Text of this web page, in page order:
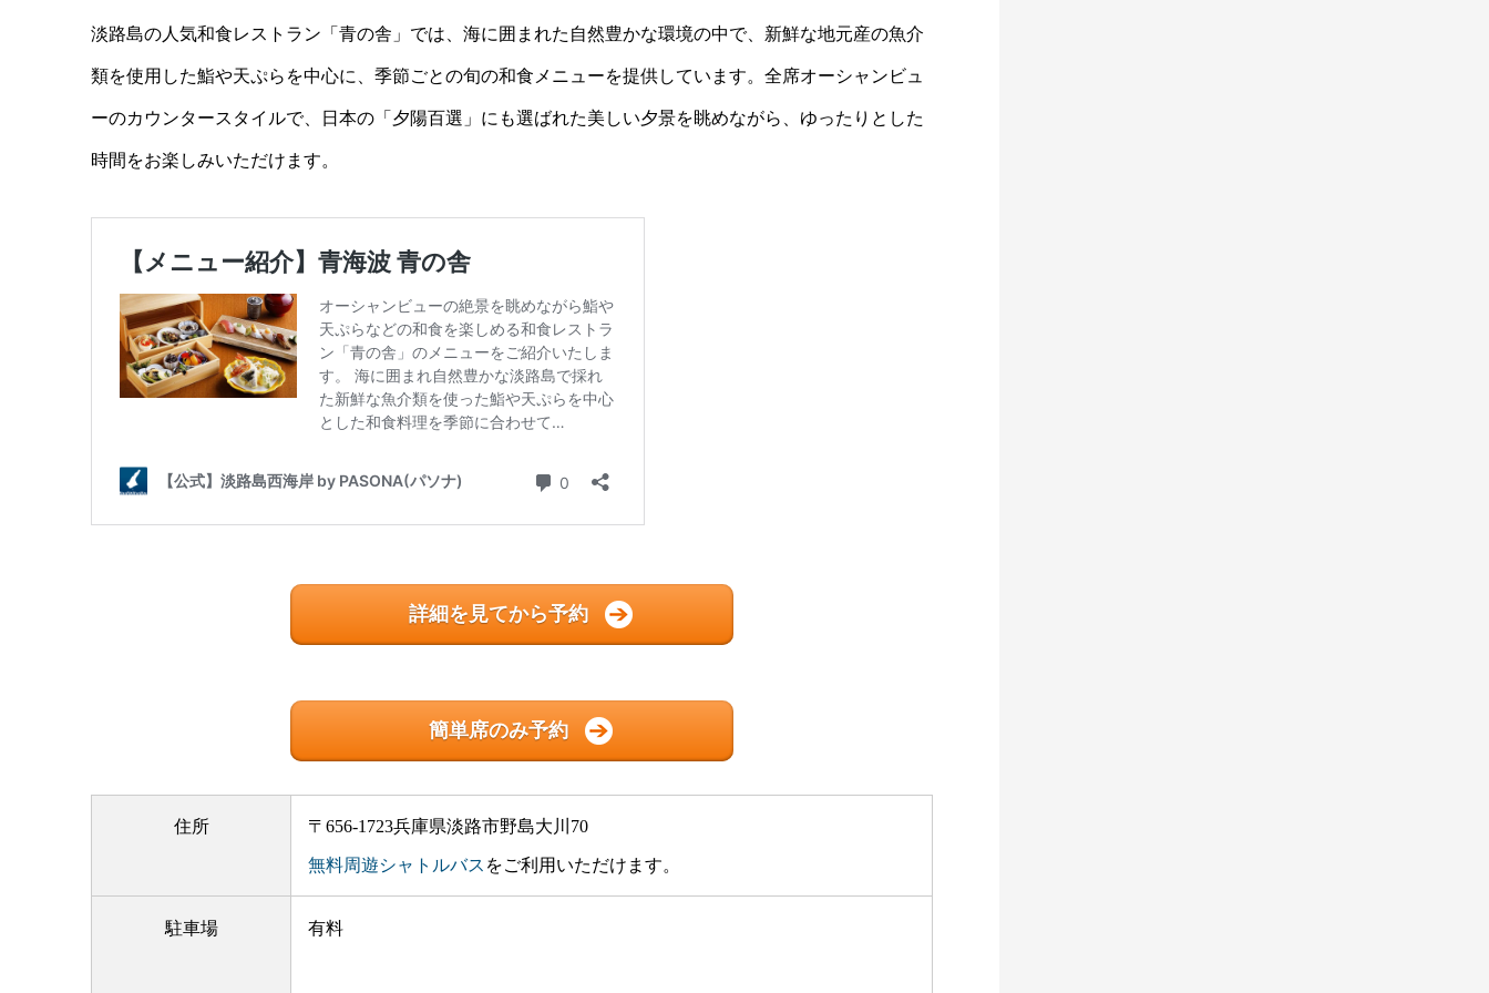
淡路島の人気和食レストラン「青の舎」では、海に囲まれた自然豊かな環境の中で、新鮮な地元産の魚介
類を使用した鮨や天ぷらを中心に、季節ごとの旬の和食メニューを提供しています。全席オーシャンビュ
ーのカウンタースタイルで、日本の「夕陽百選」にも選ばれた美しい夕景を眺めながら、ゆったりとした
時間をお楽しみいただけます。
詳細を見てから予約
簡単席のみ予約
住所 〒656-1723兵庫県淡路市野島大川70
無料周遊シャトルバス をご利用いただけます。
駐車場 有料